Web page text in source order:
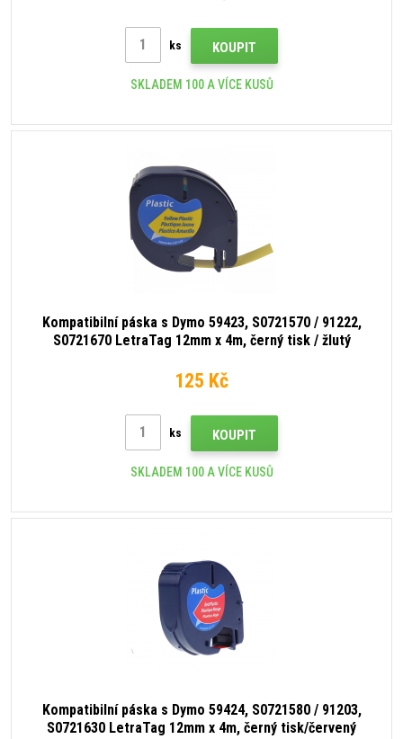
ks KOUPIT
SKLADEM 100 A VÍCE KUSŮ
Kompatibilní páska s Dymo 59423, S0721570 / 91222,
S0721670 LetraTag 12mm x 4m, černý tisk / žlutý
125 Kč
ks KOUPIT
SKLADEM 100 A VÍCE KUSŮ
Kompatibilní páska s Dymo 59424, S0721580 / 91203,
S0721630 LetraTag 12mm x 4m, černý tisk/červený